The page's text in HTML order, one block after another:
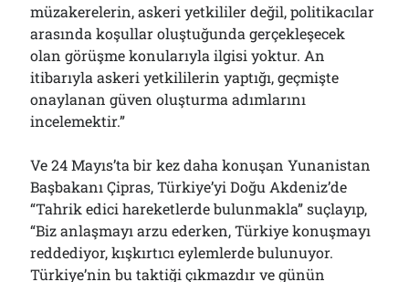
müzakerelerin, askeri yetkililer değil, politikacılar
arasında koşullar oluştuğunda gerçekleşecek
olan görüşme konularıyla ilgisi yoktur. An
itibarıyla askeri yetkililerin yaptığı, geçmişte
onaylanan güven oluşturma adımlarını
incelemektir.”
Ve 24 Mayıs’ta bir kez daha konuşan Yunanistan
Başbakanı Çipras, Türkiye’yi Doğu Akdeniz’de
“Tahrik edici hareketlerde bulunmakla” suçlayıp,
“Biz anlaşmayı arzu ederken, Türkiye konuşmayı
reddediyor, kışkırtıcı eylemlerde bulunuyor.
Türkiye’nin bu taktiği çıkmazdır ve günün